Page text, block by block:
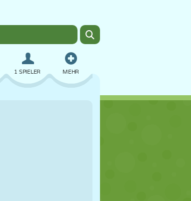
MEHR
1 SPIELER